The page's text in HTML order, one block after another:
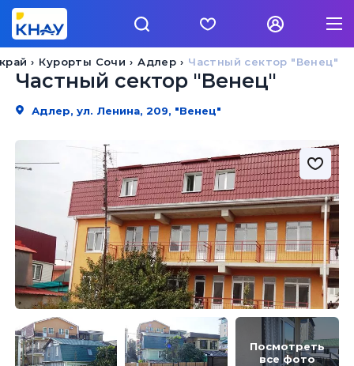
Частный сектор "Венец"
Адлер
Курорты Сочи
Частный сектор "Венец"
Адлер, ул. Ленина, 209, "Венец"
Посмотреть
все фото